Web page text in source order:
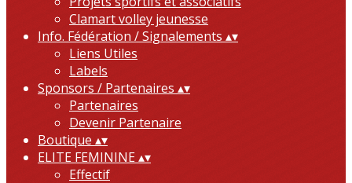
Clamart volley jeunesse
Info. Fédération / Signalements ▴▾
Liens Utiles
Labels
Sponsors / Partenaires ▴▾
Partenaires
Devenir Partenaire
Boutique ▴▾
ELITE FEMININE▴▾
Effectif